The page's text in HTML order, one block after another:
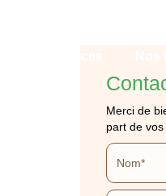
Merci de
part de vos